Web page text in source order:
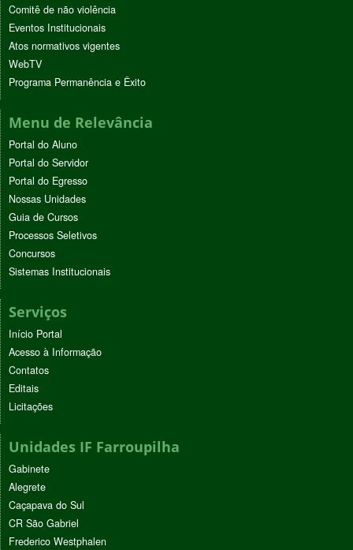
Comitê de não violência
Eventos Institucionais
Atos normativos vigentes
WebTV
Programa Permanência e Êxito
Menu de Relevância
Portal do Aluno
Portal do Servidor
Portal do Egresso
Nossas Unidades
Guia de Cursos
Processos Seletivos
Concursos
Sistemas Institucionais
Serviços
Início Portal
Acesso à Informação
Contatos
Editais
Licitações
Unidades IF Farroupilha
Gabinete
Alegrete
Caçapava do Sul
CR São Gabriel
Frederico Westphalen